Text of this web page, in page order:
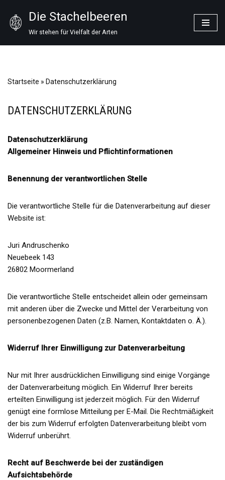
Zum
Die Stachelbeeren
Wir stehen für Vielfalt der Arten
Startseite » Datenschutzerklärung
DATENSCHUTZERKLÄRUNG
Datenschutzerklärung
Allgemeiner Hinweis und Pflichtinformationen
Benennung der verantwortlichen Stelle
Die verantwortliche Stelle für die Datenverarbeitung auf dieser
Website ist:
Juri Andruschenko
Neuebeek 143
26802 Moormerland
Die verantwortliche Stelle entscheidet allein oder gemeinsam
mit anderen über die Zwecke und Mittel der Verarbeitung von
personenbezogenen Daten (z.B. Namen, Kontaktdaten o. Ä.).
Widerruf Ihrer Einwilligung zur Datenverarbeitung
Nur mit Ihrer ausdrücklichen Einwilligung sind einige Vorgänge
der Datenverarbeitung möglich. Ein Widerruf Ihrer bereits
erteilten Einwilligung ist jederzeit möglich. Für den Widerruf
genügt eine formlose Mitteilung per E-Mail. Die Rechtmäßigkeit
der bis zum Widerruf erfolgten Datenverarbeitung bleibt vom
Widerruf unberührt.
Recht auf Beschwerde bei der zuständigen
Aufsichtsbehörde